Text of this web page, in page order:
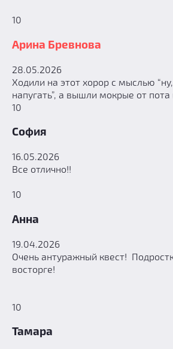
10
Арина Бревнова
28.05.2026
Ходили на этот хорор с мыслью
напугать”, а вышли мокрые от пота
10
София
16.05.2026
Все отлично!!
10
Анна
19.04.2026
Очень антуражный квест!
восторге!
10
Тамара